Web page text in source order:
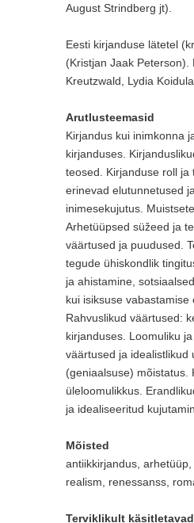
August Strindberg jt).
Eesti kirjanduse lätetel
(Kristjan Jaak
Kreutzwald, Lydia
Arutlusteemasid
Kirjandus kui inimkonna
kirjanduses.
teosed. Kirjanduse roll ja
erinevad elutunnetused
inimesekujutus.
Arhetüüpsed süžeed ja
väärtused ja puudused.
tegude ühiskondlik
ja ahistamine,
kui isiksuse
Rahvuslikud väärtused:
kirjanduses. Loomuliku
väärtused ja idealistlikud
(geniaalsuse) mõistatus.
üleloomulikkus.
ja idealiseeritud
Mõisted
antiikkirjandus,
realism, renessanss,
Terviklikult